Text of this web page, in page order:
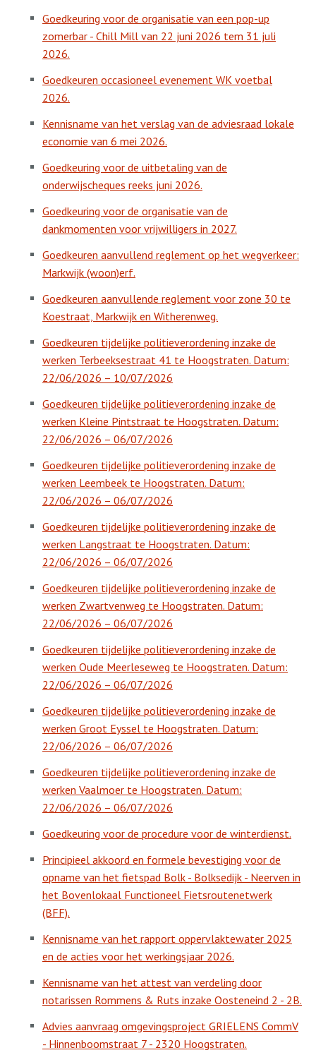
Goedkeuring voor de organisatie van een pop-up
zomerbar - Chill Mill van 22 juni 2026 tem 31 juli
2026.
Goedkeuren occasioneel evenement WK voetbal
2026.
Kennisname van het verslag van de adviesraad lokale
economie van 6 mei 2026.
Goedkeuring voor de uitbetaling van de
onderwijscheques reeks juni 2026.
Goedkeuring voor de organisatie van de
dankmomenten voor vrijwilligers in 2027.
Goedkeuren aanvullend reglement op het wegverkeer:
Markwijk (woon)erf.
Goedkeuren aanvullende reglement voor zone 30 te
Koestraat, Markwijk en Witherenweg.
Goedkeuren tijdelijke politieverordening inzake de
werken Terbeeksestraat 41 te Hoogstraten. Datum:
22/06/2026 – 10/07/2026
Goedkeuren tijdelijke politieverordening inzake de
werken Kleine Pintstraat te Hoogstraten. Datum:
22/06/2026 – 06/07/2026
Goedkeuren tijdelijke politieverordening inzake de
werken Leembeek te Hoogstraten. Datum:
22/06/2026 – 06/07/2026
Goedkeuren tijdelijke politieverordening inzake de
werken Langstraat te Hoogstraten. Datum:
22/06/2026 – 06/07/2026
Goedkeuren tijdelijke politieverordening inzake de
werken Zwartvenweg te Hoogstraten. Datum:
22/06/2026 – 06/07/2026
Goedkeuren tijdelijke politieverordening inzake de
werken Oude Meerleseweg te Hoogstraten. Datum:
22/06/2026 – 06/07/2026
Goedkeuren tijdelijke politieverordening inzake de
werken Groot Eyssel te Hoogstraten. Datum:
22/06/2026 – 06/07/2026
Goedkeuren tijdelijke politieverordening inzake de
werken Vaalmoer te Hoogstraten. Datum:
22/06/2026 – 06/07/2026
Goedkeuring voor de procedure voor de winterdienst.
Principieel akkoord en formele bevestiging voor de
opname van het fietspad Bolk - Bolksedijk - Neerven in
het Bovenlokaal Functioneel Fietsroutenetwerk
(BFF).
Kennisname van het rapport oppervlaktewater 2025
en de acties voor het werkingsjaar 2026.
Kennisname van het attest van verdeling door
notarissen Rommens & Ruts inzake Oosteneind 2 - 2B.
Advies aanvraag omgevingsproject GRIELENS CommV
- Hinnenboomstraat 7 - 2320 Hoogstraten.